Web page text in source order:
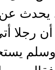
يحدث
رجلا